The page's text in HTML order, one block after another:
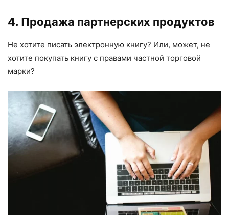
4. Продажа партнерских продуктов
Не хотите писать электронную книгу? Или, может, не
хотите покупать книгу с правами частной торговой
марки?